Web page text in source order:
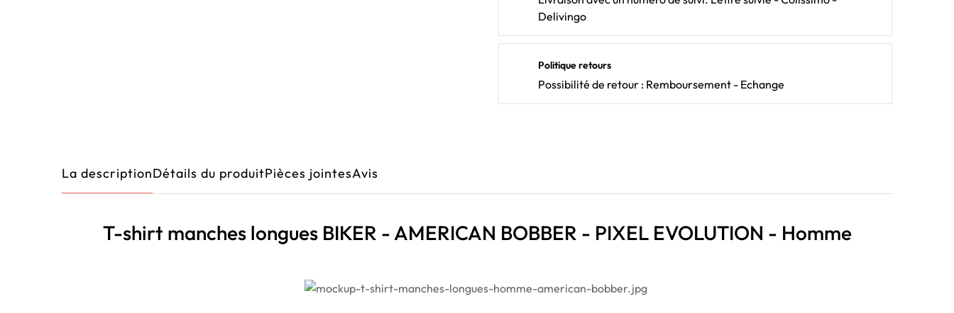
Delivingo
Politique retours
Possibilité de retour : Remboursement - Echange
La descriptionDétails du produitPièces jointesAvis
T-shirt manches longues BIKER - AMERICAN BOBBER - PIXEL EVOLUTION - Homme